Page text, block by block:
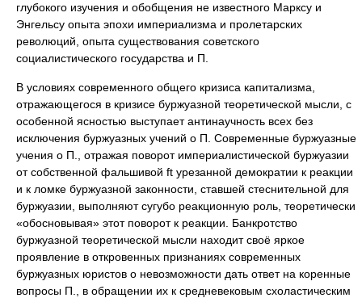
глубокого изучения и обобщения не известного Марксу и
Энгельсу опыта эпохи империализма и пролетарских
революций, опыта существования советского
социалистического государства и П.
В условиях современного общего кризиса капитализма,
отражающегося в кризисе буржуазной теоретической мысли, с
особенной ясностью выступает антинаучность всех без
исключения буржуазных учений о П. Современные буржуазные
учения о П., отражая поворот империалистической буржуазии
от собственной фальшивой ft урезанной демократии к реакции
и к ломке буржуазной законности, ставшей стеснительной для
буржуазии, выполняют сугубо реакционную роль, теоретически
«обосновывая» этот поворот к реакции. Банкротство
буржуазной теоретической мысли находит своё яркое
проявление в откровенных признаниях современных
буржуазных юристов о невозможности дать ответ на коренные
вопросы П., в обращении их к средневековым схоластическим